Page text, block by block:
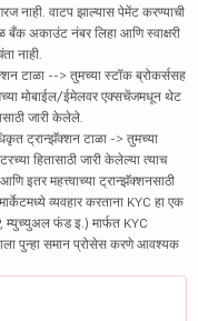
नाही. वाटप झाल्यास पेमेंट करण्याची
अकाउंट नंबर लिहा आणि स्वाक्षरी
नाही.
टाळा --> तुमच्या स्टॉक ब्रोकर्ससह
मोबाईल/ईमेलवर एक्सचेंजमधून थेट
जारी केलेले.
ट्रान्झॅक्शन टाळा -> तुमच्या
हितासाठी जारी केलेल्या त्याच
इतर महत्त्वाच्या ट्रान्झॅक्शनसाठी
व्यवहार करताना KYC हा एक
म्युच्युअल फंड इ.) मार्फत KYC
पुन्हा समान प्रोसेस करणे आवश्यक